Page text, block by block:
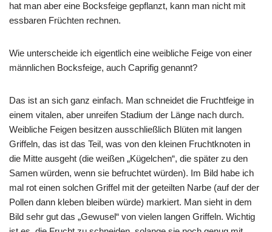
hat man aber eine Bocksfeige gepflanzt, kann man nicht mit
essbaren Früchten rechnen.
Wie unterscheide ich eigentlich eine weibliche Feige von einer
männlichen Bocksfeige, auch Caprifig genannt?
Das ist an sich ganz einfach. Man schneidet die Fruchtfeige in
einem vitalen, aber unreifen Stadium der Länge nach durch.
Weibliche Feigen besitzen ausschließlich Blüten mit langen
Griffeln, das ist das Teil, was von den kleinen Fruchtknoten in
die Mitte ausgeht (die weißen „Kügelchen“, die später zu den
Samen würden, wenn sie befruchtet würden). Im Bild habe ich
mal rot einen solchen Griffel mit der geteilten Narbe (auf der der
Pollen dann kleben bleiben würde) markiert. Man sieht in dem
Bild sehr gut das „Gewusel“ von vielen langen Griffeln. Wichtig